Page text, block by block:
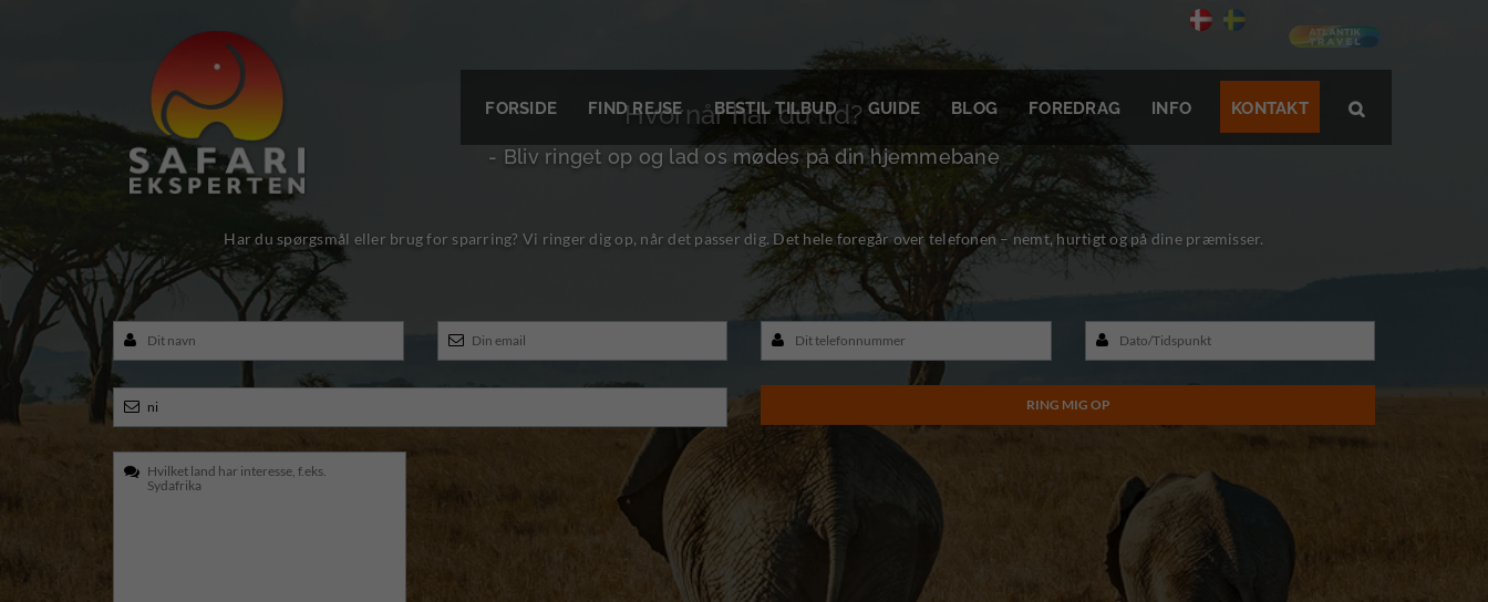
FORSIDE FIND REJSE BESTIL TILBUD GUIDE BLOG FOREDRAG INFO KONTAKT 
Hvornår har du tid?
- Bliv ringet op og lad os mødes på din hjemmebane
Har du spørgsmål eller brug for sparring? Vi ringer dig op, når det passer dig. Det hele foregår over telefonen – nemt, hurtigt og på dine præmisser.